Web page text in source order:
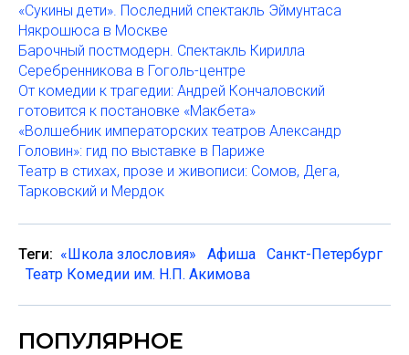
«Сукины дети». Последний спектакль Эймунтаса
Някрошюса в Москве
Барочный постмодерн. Спектакль Кирилла
Серебренникова в Гоголь-центре
От комедии к трагедии: Андрей Кончаловский
готовится к постановке «Макбета»
«Волшебник императорских театров Александр
Головин»: гид по выставке в Париже
Театр в стихах, прозе и живописи: Сомов, Дега,
Тарковский и Мердок
Теги: «Школа злословия» Афиша
Санкт-Петербург
Театр Комедии им. Н.П. Акимова
ПОПУЛЯРНОЕ